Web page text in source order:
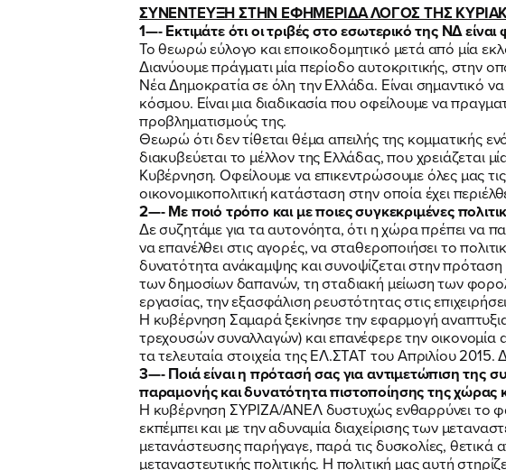
ΣΥΝΕΝΤΕΥΞΗ ΣΤΗΝ ΕΦΗΜΕΡΙΔΑ ΛΟΓΟΣ ΤΗΣ
1—- Εκτιμάτε ότι οι τριβές στο εσωτερικό της ΝΔ
Το θεωρώ εύλογο και εποικοδομητικό μετά από μία
Διανύουμε πράγματι μία περίοδο αυτοκριτικής, στην
Νέα Δημοκρατία σε όλη την Ελλάδα. Είναι σημαντικό
κόσμου. Είναι μια διαδικασία που οφείλουμε να
προβληματισμούς της.
Θεωρώ ότι δεν τίθεται θέμα απειλής της κομματικής
διακυβεύεται το μέλλον της Ελλάδας, που χρειάζεται
Κυβέρνηση. Οφείλουμε να επικεντρώσουμε όλες μας
οικονομικοπολιτική κατάσταση στην οποία έχει
2—- Με ποιό τρόπο και με ποιες συγκεκριμένες
Δε συζητάμε για τα αυτονόητα, ότι η χώρα πρέπει να
να επανέλθει στις αγορές, να σταθεροποιήσει το
δυνατότητα ανάκαμψης και συνοψίζεται στην
των δημοσίων δαπανών, τη σταδιακή μείωση των
εργασίας, την εξασφάλιση ρευστότητας στις
Η κυβέρνηση Σαμαρά ξεκίνησε την εφαρμογή
τρεχουσών συναλλαγών) και επανέφερε την
τα τελευταία στοιχεία της ΕΛ.ΣΤΑΤ του Απριλίου
3—- Ποιά είναι η πρότασή σας για αντιμετώπιση της
παραμονής και δυνατότητα πιστοποίησης της χώρας
Η κυβέρνηση ΣΥΡΙΖΑ/ΑΝΕΛ δυστυχώς ενθαρρύνει το
εκπέμπει και με την αδυναμία διαχείρισης των
μετανάστευσης παρήγαγε, παρά τις δυσκολίες,
μεταναστευτικής πολιτικής. Η πολιτική μας αυτή
Αποδέχομαι τηνΠολιτική
δικτυακού τόπου του
ΥΠΟΒΟΛΗ
Αποδέχομαι τηνΠολιτική
δικτυακού τόπου του
ΥΠΟΒΟΛΗ